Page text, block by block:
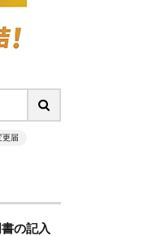
更届
の記入